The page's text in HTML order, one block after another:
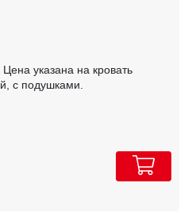
указана на кровать
с подушками.